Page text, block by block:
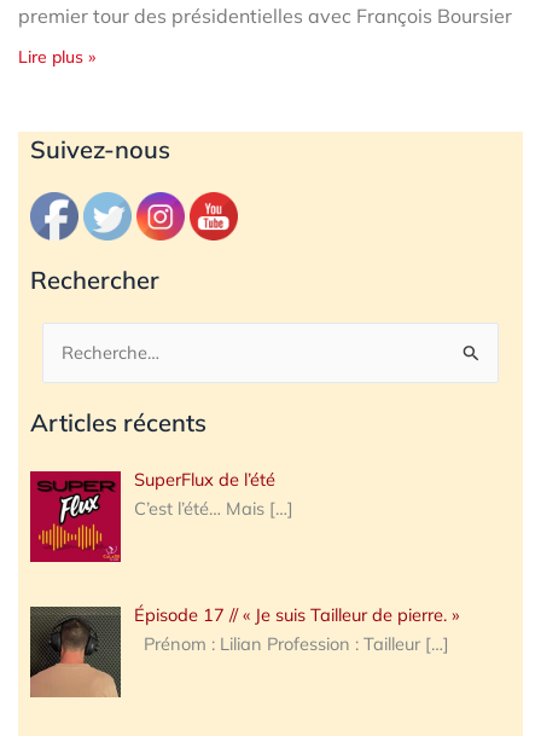
premier tour des présidentielles avec François Boursier
Lire plus »
Suivez-nous
Rechercher
Rechercher :
Articles récents
SuperFlux de l’été
C’est l’été… Mais […]
Épisode 17 // « Je suis Tailleur de pierre. »
Prénom : Lilian Profession : Tailleur […]
Archives